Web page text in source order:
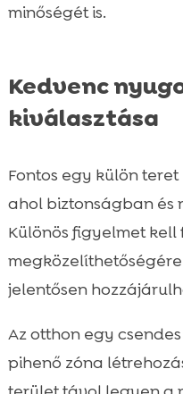
minőségét is.
Kedvenc
kiválasztása
Fontos egy külön
ahol biztonságban és
Különös figyelmet
jelentősen
Az otthon egy
pihenő zóna